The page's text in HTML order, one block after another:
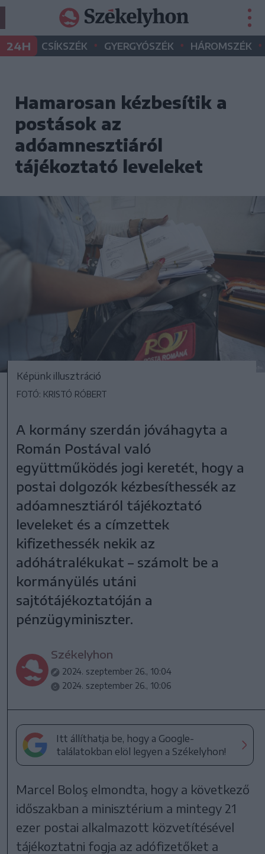
24H CSÍKSZÉK • GYERGYÓSZÉK • HÁROMSZÉK •
Hamarosan kézbesítik a
postások az
adóamnesztiáról
tájékoztató leveleket
Képünk illusztráció
FOTÓ: KRISTÓ RÓBERT
A kormány szerdán jóváhagyta a
Román Postával való
együttműködés jogi keretét, hogy a
postai dolgozók kézbesíthessék az
adóamnesztiáról tájékoztató
leveleket és a címzettek
kifizethessék nekik az
adóhátralékukat – számolt be a
kormányülés utáni
sajtótájékoztatóján a
pénzügyminiszter.
Székelyhon
2024. szeptember 26., 10:04
2024. szeptember 26., 10:06
Itt állíthatja be, hogy a Google-
találatokban elöl legyen a Székelyhon!
Marcel Boloş elmondta, hogy a következő
időszakban a minisztérium a mintegy 21
ezer postai alkalmazott közvetítésével
tájékoztatni fogja az adófizetőket a